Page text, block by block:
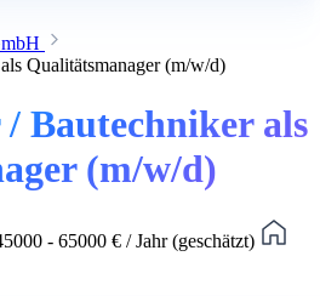
Qualitätsmanager (m/w/d)
Bautechniker als
(m/w/d)
- 65000 € / Jahr (geschätzt)